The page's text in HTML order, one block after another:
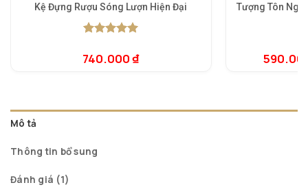
Kệ Đựng Rượu Sóng Lượn Hiện Đại
dựa trên
đánh giá
740.000₫
Tượng Tôn Ngộ
Mô tả
Thông tin bổ sung
Đánh giá (1)